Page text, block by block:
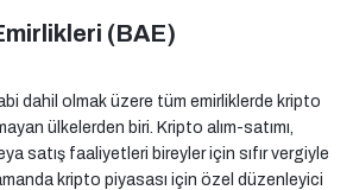
(BAE)
dahil olmak üzere tüm emirliklerde kripto
ülkelerden biri. Kripto alım-satımı,
satış faaliyetleri bireyler için sıfır vergiyle
kripto piyasası için özel düzenleyici